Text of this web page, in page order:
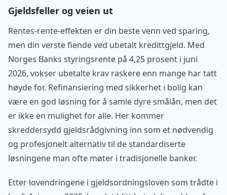
Gjeldsfeller og veien ut
Rentes-rente-effekten er din beste venn ved sparing,
men din verste fiende ved ubetalt kredittgjeld. Med
Norges Banks styringsrente på 4,25 prosent i juni
2026, vokser ubetalte krav raskere enn mange har tatt
høyde for. Refinansiering med sikkerhet i bolig kan
være en god løsning for å samle dyre smålån, men det
er ikke en mulighet for alle. Her kommer
skreddersydd gjeldsrådgivning inn som et nødvendig
og profesjonelt alternativ til de standardiserte
løsningene man ofte møter i tradisjonelle banker.
Etter lovendringene i gjeldsordningsloven som trådte i